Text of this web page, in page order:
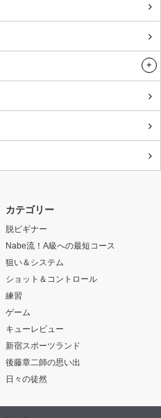
カテゴリー
脱ビギナー
Nabe流！A級への最短コース
狙い＆システム
ショット＆コントロール
練習
ゲーム
キューレビュー
新宿スポーツランド
後藤章二師の思い出
日々の徒然